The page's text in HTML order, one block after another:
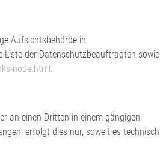
Aufsichtsbehörde in
Liste der Datenschutzbeauftragten sowie
node.html.
an einen Dritten in einem gängigen,
erfolgt dies nur, soweit es technisch